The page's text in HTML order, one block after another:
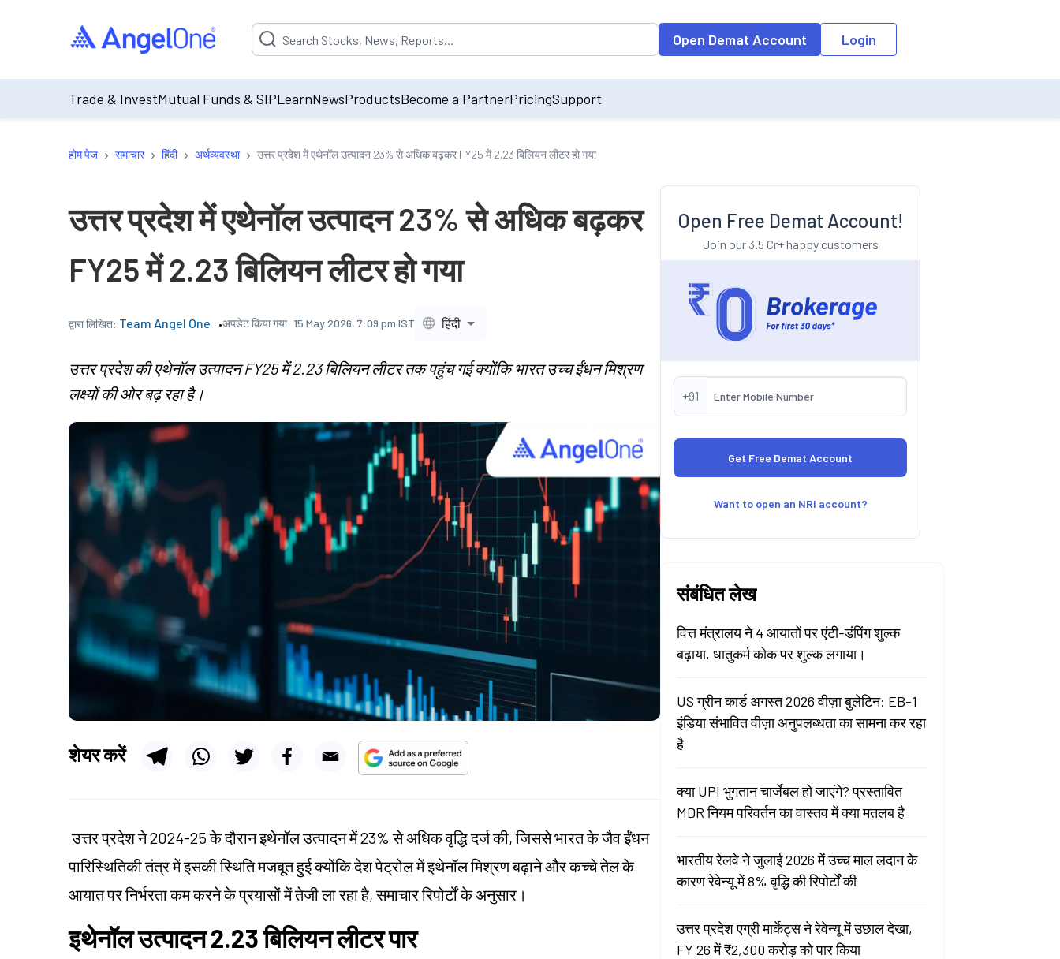
Suggestion will be populated by default on accessing the input field. On entering data into the input field, the suggestion list will be updated as per the
Open Demat Account Login
Trade & InvestMutual Funds & SIPLearnNewsProductsBecome a PartnerPricingSupport
होम पेज › समाचार › हिंदी › अर्थव्यवस्था › उत्तर प्रदेश में एथेनॉल उत्पादन 23% से अधिक बढ़कर FY25 में 2.23 बिलियन लीटर हो गया
उत्तर प्रदेश में एथेनॉल उत्पादन 23% से अधिक बढ़कर
FY25 में 2.23 बिलियन लीटर हो गया
द्वारा लिखित: Team Angel One अपडेट किया गया: 15 May 2026, 7:09 pm IST हिंदी
उत्तर प्रदेश की एथेनॉल उत्पादन FY25 में 2.23 बिलियन लीटर तक पहुंच गई क्योंकि भारत उच्च ईंधन मिश्रण
लक्ष्यों की ओर बढ़ रहा है।
शेयर करें
उत्तर प्रदेश ने 2024-25 के दौरान इथेनॉल उत्पादन में 23% से अधिक वृद्धि दर्ज की, जिससे भारत के जैव ईंधन
पारिस्थितिकी तंत्र में इसकी स्थिति मजबूत हुई क्योंकि देश पेट्रोल में इथेनॉल मिश्रण बढ़ाने और कच्चे तेल के
आयात पर निर्भरता कम करने के प्रयासों में तेजी ला रहा है, समाचार रिपोर्टों के अनुसार।
इथेनॉल उत्पादन 2.23 बिलियन लीटर पार
Open Free Demat Account!
Join our 3.5 Cr+ happy customers
+91
Want to open an NRI account?
संबंधित लेख
वित्त मंत्रालय ने 4 आयातों पर एंटी-डंपिंग शुल्क
बढ़ाया, धातुकर्म कोक पर शुल्क लगाया।
US ग्रीन कार्ड अगस्त 2026 वीज़ा बुलेटिन: EB-1
इंडिया संभावित वीज़ा अनुपलब्धता का सामना कर रहा
है
क्या UPI भुगतान चार्जेबल हो जाएंगे? प्रस्तावित
MDR नियम परिवर्तन का वास्तव में क्या मतलब है
भारतीय रेलवे ने जुलाई 2026 में उच्च माल लदान के
कारण रेवेन्यू में 8% वृद्धि की रिपोर्टों की
उत्तर प्रदेश एग्री मार्केट्स ने रेवेन्यू में उछाल देखा,
FY 26 में ₹2,300 करोड़ को पार किया